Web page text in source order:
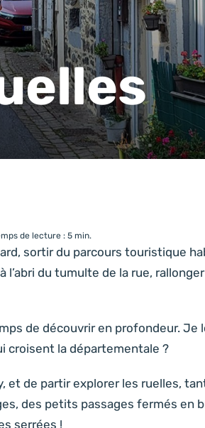
de lecture : 5 min.
sortir du parcours touristique
du tumulte de la rue,
de découvrir en profondeur.
croisent la départementale ?
et de partir explorer les ruelles,
des petits passages fermés en
serrées !